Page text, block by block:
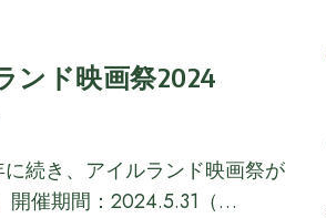
ンド映画祭2024
続き、アイルランド映画祭が
開催期間：2024.5.31（…